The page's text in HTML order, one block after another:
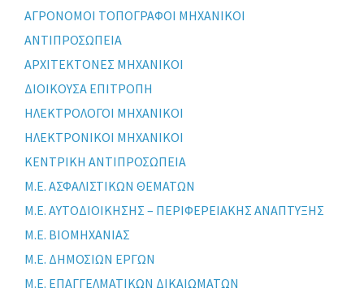
ΑΓΡΟΝΟΜΟΙ ΤΟΠΟΓΡΑΦΟΙ ΜΗΧΑΝΙΚΟΙ
ΑΝΤΙΠΡΟΣΩΠΕΙΑ
ΑΡΧΙΤΕΚΤΟΝΕΣ ΜΗΧΑΝΙΚΟΙ
ΔΙΟΙΚΟΥΣΑ ΕΠΙΤΡΟΠΗ
ΗΛΕΚΤΡΟΛΟΓΟΙ ΜΗΧΑΝΙΚΟΙ
ΗΛΕΚΤΡΟΝΙΚΟΙ ΜΗΧΑΝΙΚΟΙ
ΚΕΝΤΡΙΚΗ ΑΝΤΙΠΡΟΣΩΠΕΙΑ
Μ.Ε. ΑΣΦΑΛΙΣΤΙΚΩΝ ΘΕΜΑΤΩΝ
Μ.Ε. ΑΥΤΟΔΙΟΙΚΗΣΗΣ – ΠΕΡΙΦΕΡΕΙΑΚΗΣ ΑΝΑΠΤΥΞΗΣ
Μ.Ε. ΒΙΟΜΗΧΑΝΙΑΣ
Μ.Ε. ΔΗΜΟΣΙΩΝ ΕΡΓΩΝ
Μ.Ε. ΕΠΑΓΓΕΛΜΑΤΙΚΩΝ ΔΙΚΑΙΩΜΑΤΩΝ